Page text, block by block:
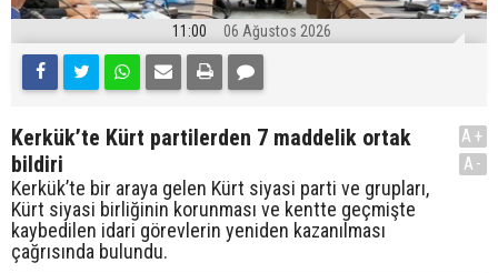
11:00 06 Ağustos 2026
Kerkük’te Kürt partilerden 7 maddelik ortak
bildiri
Kerkük’te bir araya gelen Kürt siyasi parti ve grupları,
Kürt siyasi birliğinin korunması ve kentte geçmişte
kaybedilen idari görevlerin yeniden kazanılması
çağrısında bulundu.
A+
A-